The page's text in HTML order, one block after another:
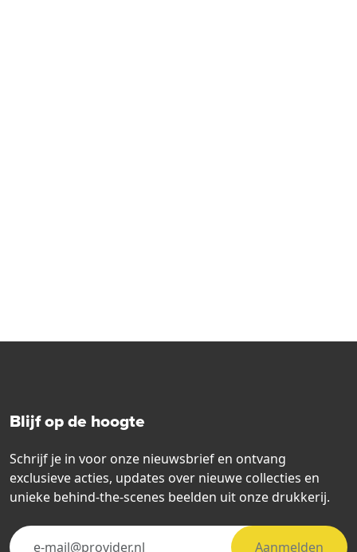
Blijf op de hoogte
Schrijf je in voor onze nieuwsbrief en ontvang
exclusieve acties, updates over nieuwe collecties en
unieke behind-the-scenes beelden uit onze drukkerij.
Aanmelden